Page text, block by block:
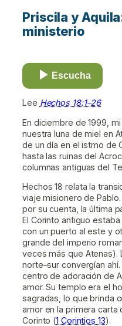
Priscila y
ministerio
Escucha
Lee Hechos 18:1–26
En diciembre de 1999,
nuestra luna de miel en
de un día en el istmo de
hasta las ruinas del
columnas antiguas del
Hechos 18 relata la
viaje misionero de
por su cuenta, la última
El Corinto antiguo
con un puerto al este y
grande del imperio
veces más que Atenas).
norte–sur convergían
centro de adoración de
amor. Su templo era el
sagradas, lo que brinda
amor en la primera carta
Corinto (1 Corintios 13).